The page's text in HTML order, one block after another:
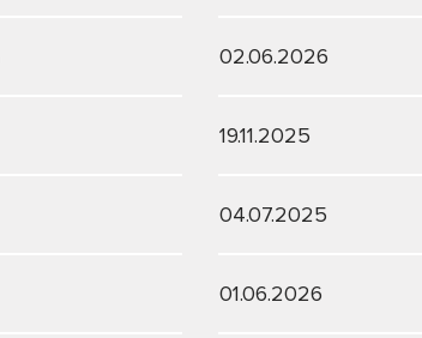
02.06.2026
19.11.2025
04.07.2025
01.06.2026